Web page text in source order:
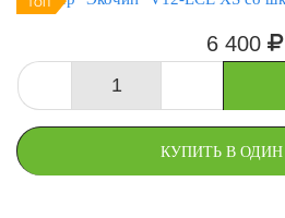
ТОП
6 400
КУПИТЬ В